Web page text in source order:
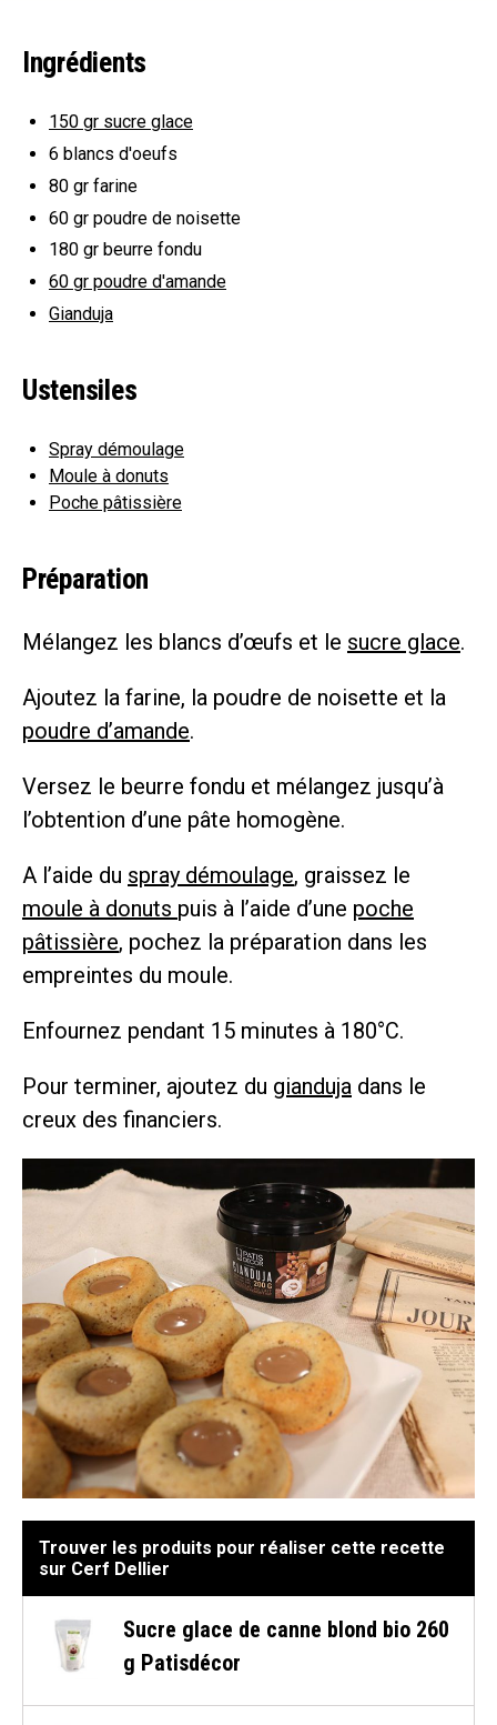
Ingrédients
150 gr sucre glace
6 blancs d'oeufs
80 gr farine
60 gr poudre de noisette
180 gr beurre fondu
60 gr poudre d'amande
Gianduja
Ustensiles
Spray démoulage
Moule à donuts
Poche pâtissière
Préparation
Mélangez les blancs d’œufs et le sucre glace.
Ajoutez la farine, la poudre de noisette et la
poudre d’amande.
Versez le beurre fondu et mélangez jusqu’à
l’obtention d’une pâte homogène.
A l’aide du spray démoulage, graissez le
moule à donuts puis à l’aide d’une poche
pâtissière, pochez la préparation dans les
empreintes du moule.
Enfournez pendant 15 minutes à 180°C.
Pour terminer, ajoutez du gianduja dans le
creux des financiers.
Trouver les produits pour réaliser cette recette
sur Cerf Dellier
Sucre glace de canne blond bio 260
g Patisdécor